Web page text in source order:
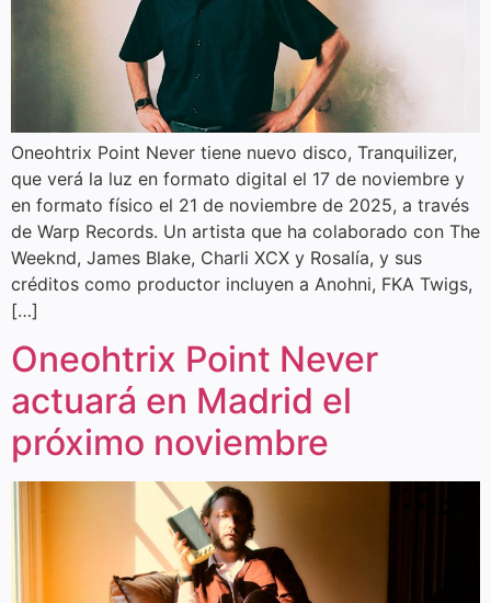
Oneohtrix Point Never tiene nuevo disco, Tranquilizer,
que verá la luz en formato digital el 17 de noviembre y
en formato físico el 21 de noviembre de 2025, a través
de Warp Records. Un artista que ha colaborado con The
Weeknd, James Blake, Charli XCX y Rosalía, y sus
créditos como productor incluyen a Anohni, FKA Twigs,
[…]
Oneohtrix Point Never
actuará en Madrid el
próximo noviembre